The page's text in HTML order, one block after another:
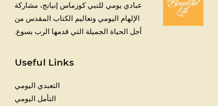
عبادي يومي للنبي كوزماس إنيانج، مشاركة
الإلهام اليومي وتعاليم الكتاب المقدس من
أجل الحياة الجميلة التي قدمها الرب يسوع.
Useful Links
التعبدي اليومي
التأمل اليومي